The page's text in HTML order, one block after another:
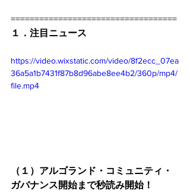
===================================
１．注目ニュース
https://video.wixstatic.com/video/8f2ecc_07ea
36a5a1b7431f87b8d96abe8ee4b2/360p/mp4/
file.mp4
（１）アルゴランド・コミュニティ・
ガバナンス開始まで秒読み開始！